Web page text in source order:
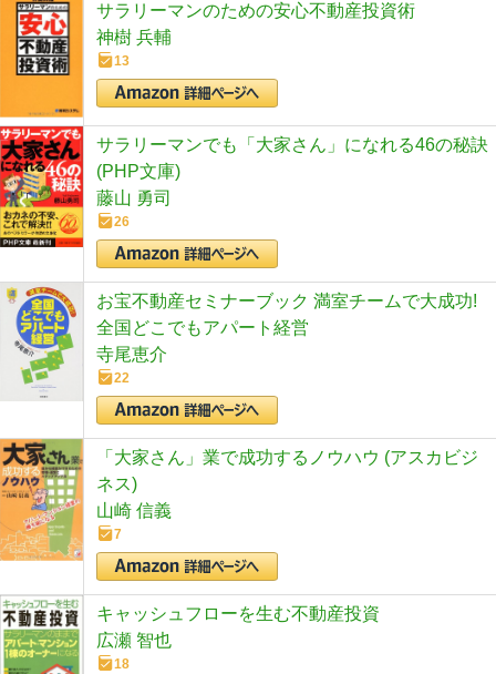
サラリーマンのための安心不動産投資術
神樹 兵輔
13
サラリーマンでも「大家さん」になれる46の秘訣
(PHP文庫)
藤山 勇司
26
お宝不動産セミナーブック 満室チームで大成功!
全国どこでもアパート経営
寺尾恵介
22
「大家さん」業で成功するノウハウ (アスカビジ
ネス)
山崎 信義
7
キャッシュフローを生む不動産投資
広瀬 智也
18